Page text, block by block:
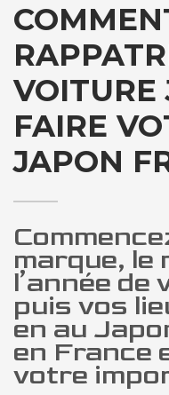
VOITURE
FAIRE
JAPON
marque, le
l’année de
puis vos
en au
en France
votre